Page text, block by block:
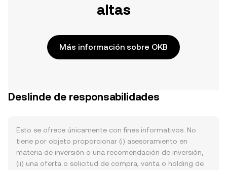
altas
Más información sobre OKB
Deslinde de responsabilidades
Esto se ofrece únicamente con fines informativos. No
tiene por objeto proporcionar (i) asesoramiento en
materia de inversión o una recomendación de inversión;
(ii) una oferta o solicitud de compra, venta o holding de